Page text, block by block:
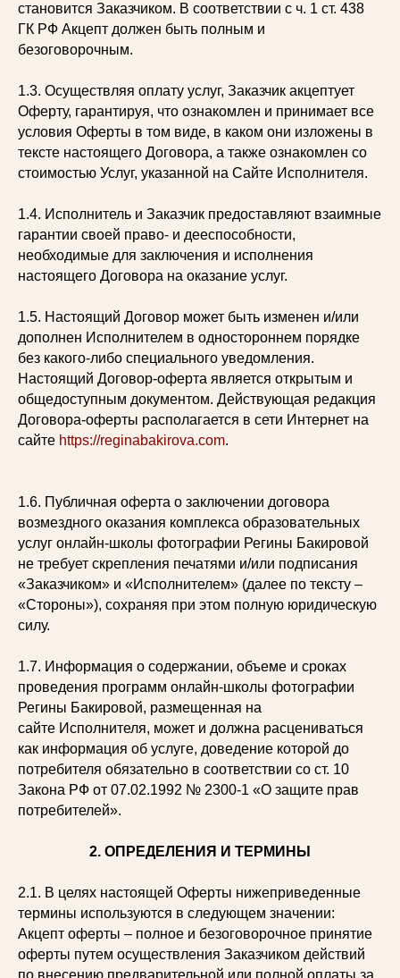
становится Заказчиком. В соответствии с ч. 1 ст. 438
ГК РФ Акцепт должен быть полным и
безоговорочным.
1.3. Осуществляя оплату услуг, Заказчик акцептует
Оферту, гарантируя, что ознакомлен и принимает все
условия Оферты в том виде, в каком они изложены в
тексте настоящего Договора, а также ознакомлен со
стоимостью Услуг, указанной на Сайте Исполнителя.
1.4. Исполнитель и Заказчик предоставляют взаимные
гарантии своей право- и дееспособности,
необходимые для заключения и исполнения
настоящего Договора на оказание услуг.
1.5. Настоящий Договор может быть изменен и/или
дополнен Исполнителем в одностороннем порядке
без какого-либо специального уведомления.
Настоящий Договор-оферта является открытым и
общедоступным документом. Действующая редакция
Договора-оферты располагается в сети Интернет на
сайте https://reginabakirova.com.
1.6. Публичная оферта о заключении договора
возмездного оказания комплекса образовательных
услуг онлайн-школы фотографии Регины Бакировой
не требует скрепления печатями и/или подписания
«Заказчиком» и «Исполнителем» (далее по тексту –
«Стороны»), сохраняя при этом полную юридическую
силу.
1.7. Информация о содержании, объеме и сроках
проведения программ онлайн-школы фотографии
Регины Бакировой, размещенная на
сайте Исполнителя, может и должна расцениваться
как информация об услуге, доведение которой до
потребителя обязательно в соответствии со ст. 10
Закона РФ от 07.02.1992 № 2300-1 «О защите прав
потребителей».
2. ОПРЕДЕЛЕНИЯ И ТЕРМИНЫ
2.1. В целях настоящей Оферты нижеприведенные
термины используются в следующем значении:
Акцепт оферты – полное и безоговорочное принятие
оферты путем осуществления Заказчиком действий
по внесению предварительной или полной оплаты за